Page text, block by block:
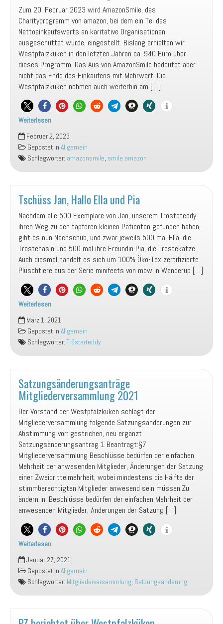
„Hallo“
Zum 20. Februar 2023 wird AmazonSmile, das
Charityprogramm von amazon, bei dem ein Tei des
Nettoeinkaufswerts an karitative Organisationen
ausgeschüttet wurde, eingestellt. Bislang erhielten wir
Westpfalzküken in den letzten Jahren ca. 940 Euro über
dieses Programm. Das Aus von AmazonSmile bedeutet aber
nicht das Ende des Einkaufens mit Mehrwert. Die
Westpfalzküken nehmen auch weiterhin am […]
Weiterlesen
smile.amazon
wird
eingestellt
Februar 2, 2023
Gepostet in Allgemein
Schlagwörter: amazonsmile, smile.amazon
Tschüss Jan, Hallo Ella und Pia
Nachdem alle 500 Exemplare von Jan, unserem Trösteteddy
ihren Weg zu den tapferen kleinen Patienten gefunden haben,
gibt es nun Nachschub, und zwar jeweils 500 mal Ella, die
Tröstehäsin und 500 mal ihre Freundin Pia, die Tröstekatze.
Auch diesmal handelt es sich um 100% Öko-Tex zertifizierte
Plüschtiere aus der Serie minifeets von mbw in Wanderup […]
Weiterlesen
Tschüss
Jan,
Hallo
Ella
und
Pia
März 1, 2021
Gepostet in Allgemein
Schlagwörter: Trösterteddy
Satzungsänderungsanträge
Mitgliederversammlung 2021
Der Vorstand der Westpfalzküken schlägt der
Mitgliederversammlung folgende Satzungsänderungen zur
Abstimmung vor: gestrichen, neu ergänzt
Satzungsänderungsantrag 1 Beantragt:§7
Mitgliederversammlung Beschlüsse bedürfen der einfachen
Mehrheit der anwesenden Mitglieder, Änderungen der Satzung
einer Zweidrittelmehrheit, wobei mindestens die Hälfte der
stimmberechtigten Mitglieder anwesend sein müssen.Zu
ändern in: Beschlüsse bedürfen der einfachen Mehrheit der
anwesenden Mitglieder, Änderungen der Satzung […]
Weiterlesen
Satzungsänderungsanträge
Mitgliederversammlung
2021
Januar 27, 2021
Gepostet in Allgemein
Schlagwörter: Mitgliederversammlung, Satzungsänderung